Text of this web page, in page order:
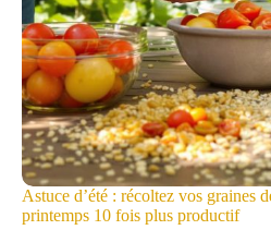
Astuce d’été : récoltez vos graines
printemps 10 fois plus productif